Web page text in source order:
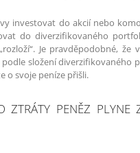
investovat do akcií nebo
do diverzifikovaného
Je pravděpodobné, že
složení diverzifikovaného
o svoje peníze přišli.
ZTRÁTY PENĚZ PLYNE